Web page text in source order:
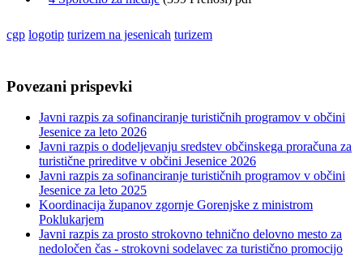
cgp logotip turizem na jesenicah turizem
Povezani prispevki
Javni razpis za sofinanciranje turističnih programov v občini
Jesenice za leto 2026
Javni razpis o dodeljevanju sredstev občinskega proračuna za
turistične prireditve v občini Jesenice 2026
Javni razpis za sofinanciranje turističnih programov v občini
Jesenice za leto 2025
Koordinacija županov zgornje Gorenjske z ministrom
Poklukarjem
Javni razpis za prosto strokovno tehnično delovno mesto za
nedoločen čas - strokovni sodelavec za turistično promocijo